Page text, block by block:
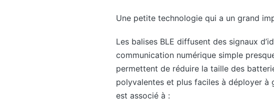
Une petite technologie qui a un grand
Les balises BLE diffusent des signaux
communication numérique simple
permettent de réduire la taille des
polyvalentes et plus faciles à déployer à
est associé à :